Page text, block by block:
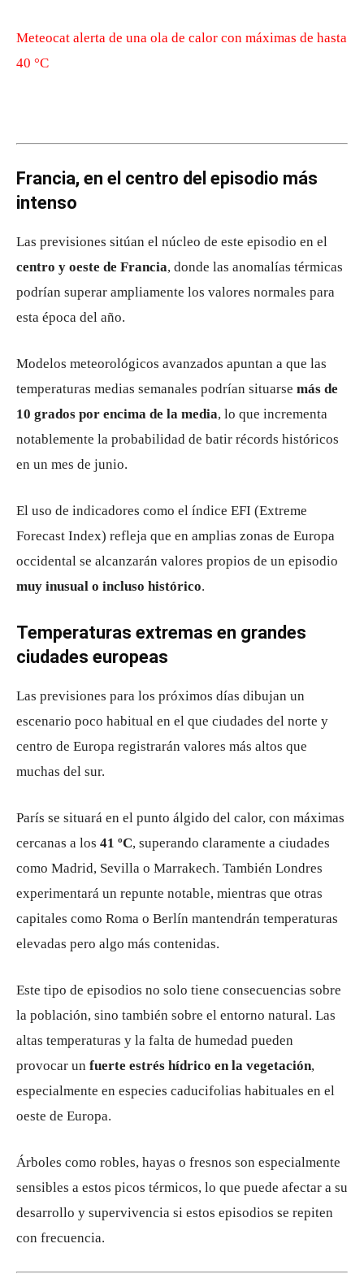
Meteocat alerta de una ola de calor con máximas de hasta
40 °C
Francia, en el centro del episodio más
intenso
Las previsiones sitúan el núcleo de este episodio en el
centro y oeste de Francia, donde las anomalías térmicas
podrían superar ampliamente los valores normales para
esta época del año.
Modelos meteorológicos avanzados apuntan a que las
temperaturas medias semanales podrían situarse más de
10 grados por encima de la media, lo que incrementa
notablemente la probabilidad de batir récords históricos
en un mes de junio.
El uso de indicadores como el índice EFI (Extreme
Forecast Index) refleja que en amplias zonas de Europa
occidental se alcanzarán valores propios de un episodio
muy inusual o incluso histórico.
Temperaturas extremas en grandes
ciudades europeas
Las previsiones para los próximos días dibujan un
escenario poco habitual en el que ciudades del norte y
centro de Europa registrarán valores más altos que
muchas del sur.
París se situará en el punto álgido del calor, con máximas
cercanas a los 41 ºC, superando claramente a ciudades
como Madrid, Sevilla o Marrakech. También Londres
experimentará un repunte notable, mientras que otras
capitales como Roma o Berlín mantendrán temperaturas
elevadas pero algo más contenidas.
Este tipo de episodios no solo tiene consecuencias sobre
la población, sino también sobre el entorno natural. Las
altas temperaturas y la falta de humedad pueden
provocar un fuerte estrés hídrico en la vegetación,
especialmente en especies caducifolias habituales en el
oeste de Europa.
Árboles como robles, hayas o fresnos son especialmente
sensibles a estos picos térmicos, lo que puede afectar a su
desarrollo y supervivencia si estos episodios se repiten
con frecuencia.